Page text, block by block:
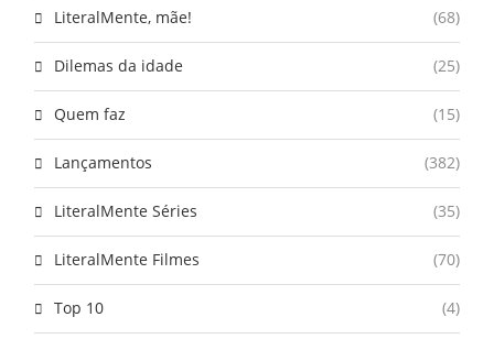
LiteralMente, mãe! (68)
Dilemas da idade (25)
Quem faz (15)
Lançamentos (382)
LiteralMente Séries (35)
LiteralMente Filmes (70)
Top 10 (4)